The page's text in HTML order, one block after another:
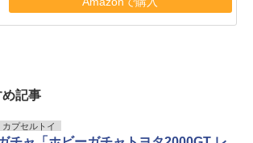
記事
カプセルトイ